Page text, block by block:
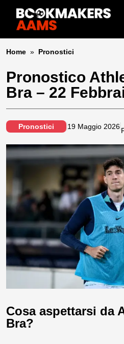
Home » Pronostici
Pronostico
Bra – 22
Pronostici 19 Maggio 2026
Cosa aspettarsi da
Bra?